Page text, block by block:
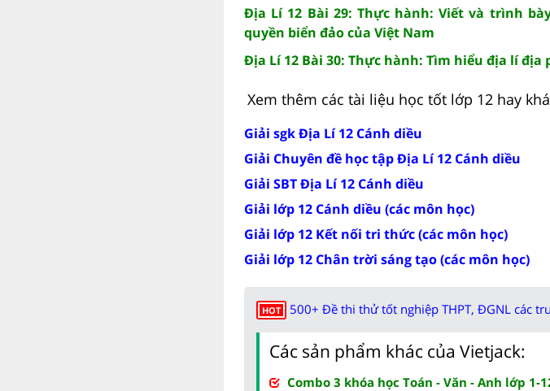
Địa Lí 12 Bài 29: Thực hành: Viết và trình
quyền biển đảo của Việt Nam
Địa Lí 12 Bài 30: Thực hành: Tìm hiểu địa lí địa
Xem thêm các tài liệu học tốt lớp 12 hay
Giải sgk Địa Lí 12 Cánh diều
Giải Chuyên đề học tập Địa Lí 12 Cánh diều
Giải SBT Địa Lí 12 Cánh diều
Giải lớp 12 Cánh diều (các môn học)
Giải lớp 12 Kết nối tri thức (các môn học)
Giải lớp 12 Chân trời sáng tạo (các môn học)
HOT 500+ Đề thi thử tốt nghiệp THPT, ĐGNL các
Các sản phẩm khác của Vietjack:
Combo 3 khóa học Toán - Văn - Anh lớp 1-